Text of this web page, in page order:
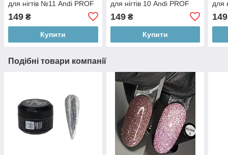
для нігтів №11 Andi PROF
149 ₴
Купити
для нігтів 10 Andi PROF
149₴
Купити
для
149
Подібні товари компанії